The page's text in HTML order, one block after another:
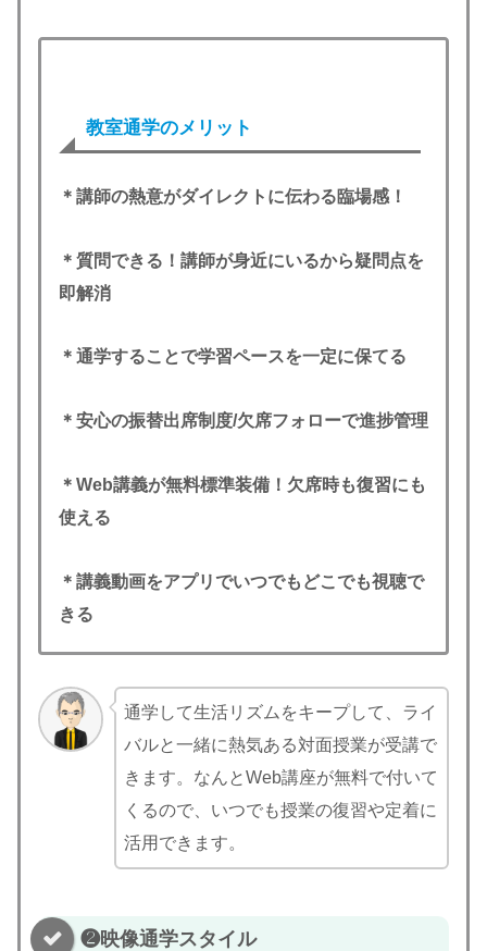
教室通学のメリット
＊講師の熱意がダイレクトに伝わる臨場感！
＊質問できる！講師が身近にいるから疑問点を
即解消
＊通学することで学習ペースを一定に保てる
＊安心の振替出席制度/欠席フォローで進捗管理
＊Web講義が無料標準装備！欠席時も復習にも
使える
＊講義動画をアプリでいつでもどこでも視聴で
きる
通学して生活リズムをキープして、ライ
バルと一緒に熱気ある対面授業が受講で
きます。なんとWeb講座が無料で付いて
くるので、いつでも授業の復習や定着に
活用できます。
❷映像通学スタイル